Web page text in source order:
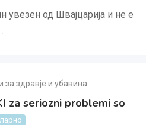
од Швајцарија и не е
за здравје и убавина
za seriozni problemi so